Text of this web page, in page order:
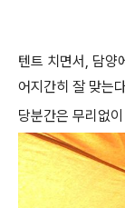
텐트 치면서, 담양
어지간히 잘 맞는
당분간은 무리없